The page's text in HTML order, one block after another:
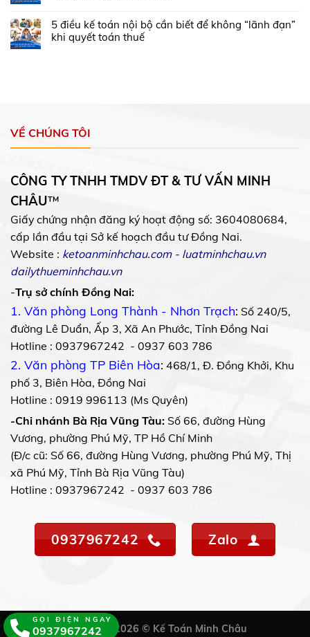
5 điều kế toán nội bộ cần biết để không “lãnh đạn”
khi quyết toán thuế
VỀ CHÚNG TÔI
CÔNG TY TNHH TMDV ĐT & TƯ VẤN MINH
CHÂU™
Giấy chứng nhận đăng ký hoạt động số: 3604080684,
cấp lần đầu tại Sở kế hoạch đầu tư Đồng Nai.
Website : ketoanminhchau.com- luatminhchau.vn
dailythueminhchau.vn
-Trụ sở chính Đồng Nai:
1. Văn phòng Long Thành - Nhơn Trạch: Số 240/5,
đường Lê Duẩn, Ấp 3, Xã An Phước, Tỉnh Đồng Nai
Hotline : 0937967242 - 0937 603 786
2. Văn phòng TP Biên Hòa: 468/1, Đ. Đồng Khởi, Khu
phố 3, Biên Hòa, Đồng Nai
Hotline : 0919 996113 (Ms Quyên)
-Chi nhánh Bà Rịa Vũng Tàu: Số 66, đường Hùng
Vương, phường Phú Mỹ, TP Hồ Chí Minh
(Đ/c cũ: Số 66, đường Hùng Vương, phường Phú Mỹ, Thị
xã Phú Mỹ, Tỉnh Bà Rịa Vũng Tàu)
Hotline : 0937967242 - 0937 603 786
0937967242 Zalo
Copyright 2026 © Kế Toán Minh Châu
GỌI ĐIỆN NGAY
0937967242